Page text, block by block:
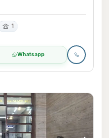
1
Whatsapp